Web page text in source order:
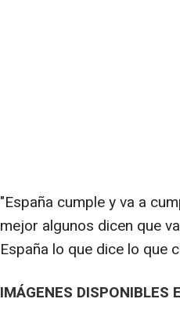
"España cumple y va a
mejor algunos dicen que
España lo que dice lo que
IMÁGENES DISPONIBLES